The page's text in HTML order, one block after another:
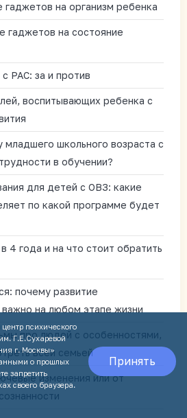
гаджетов на организм ребенка
гаджетов на состояние
РАС: за и против
воспитывающих ребенка с
младшего школьного возраста с
в обучении?
для детей с ОВЗ: какие
по какой программе будет
4 года и на что стоит обратить
почему развитие
важно на любом этапе жизни
про людей с особенностями,
всей семьей
изменения или от
психического
Г.Е.Сухаревой
г. Москвы»
о прошлых
запретить
своего браузера.
Принять